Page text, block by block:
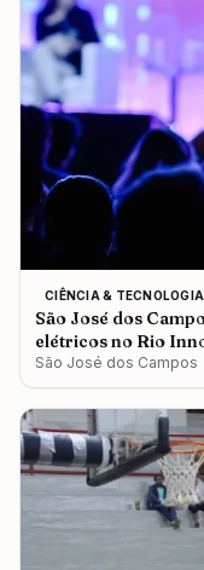
CIÊNCIA & TECNOLOGIA
São José dos
elétricos no Rio
São José dos Campos